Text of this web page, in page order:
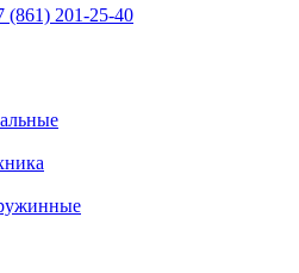
(861) 201-25-40